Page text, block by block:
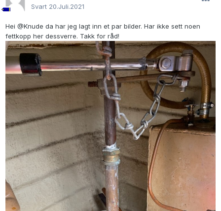
Svart 20.Juli.2021
Hei @Knude da har jeg lagt inn et par bilder. Har ikke sett noen
fettkopp her dessverre. Takk for råd!